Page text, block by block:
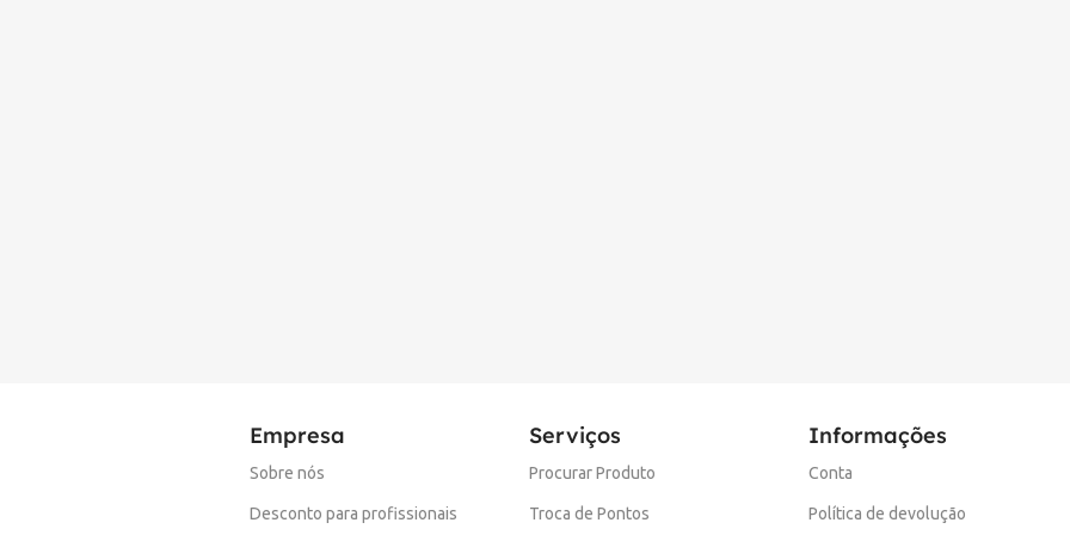
Empresa
Sobre nós
Desconto para profissionais
Serviços
Procurar Produto
Troca de Pontos
Informações
Conta
Política de devolução